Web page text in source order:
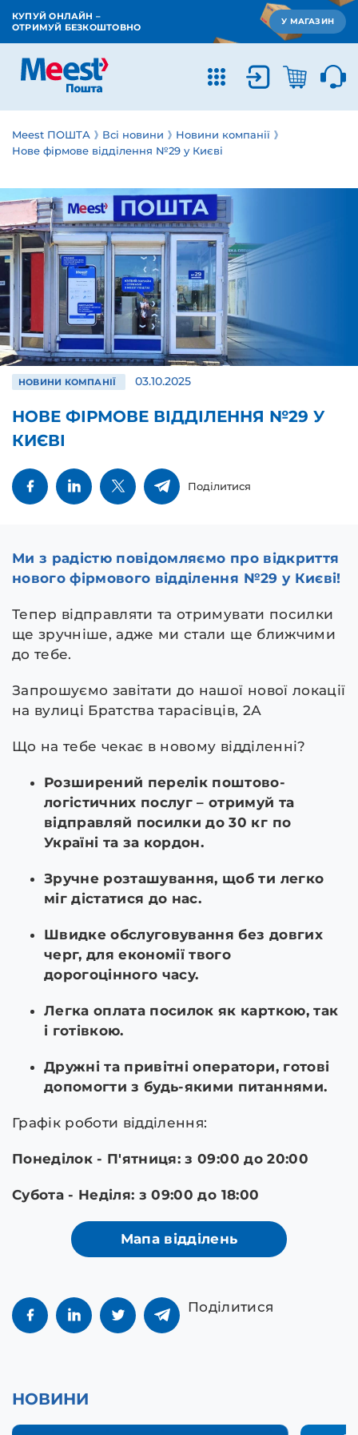
КУПУЙ ОНЛАЙН –
ОТРИМУЙ БЕЗКОШТОВНО
У МАГАЗИН
Meest ПОШТА Всі новини
Новини компанії
Нове фірмове відділення №29 у Києві
НОВИНИ КОМПАНІЇ 03.10.2025
НОВЕ ФІРМОВЕ ВІДДІЛЕННЯ №29 У
КИЄВІ
Поділитися
Ми з радістю повідомляємо про відкриття
нового фірмового відділення №29 у Києві!
Тепер відправляти та отримувати посилки
ще зручніше, адже ми стали ще ближчими
до тебе.
Запрошуємо завітати до нашої нової локації
на вулиці Братства тарасівців, 2А
Що на тебе чекає в новому відділенні?
Розширений перелік поштово-
логістичних послуг – отримуй та
відправляй посилки до 30 кг по
Україні та за кордон.
Зручне розташування, щоб ти легко
міг дістатися до нас.
Швидке обслуговування без довгих
черг, для економії твого
дорогоцінного часу.
Легка оплата посилок як карткою, так
і готівкою.
Дружні та привітні оператори, готові
допомогти з будь-якими питаннями.
Графік роботи відділення:
Понеділок - П'ятниця: з 09:00 до 20:00
Субота - Неділя: з 09:00 до 18:00
Мапа відділень
Поділитися
НОВИНИ